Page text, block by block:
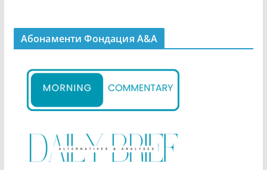
Абонаменти Фондация А&A